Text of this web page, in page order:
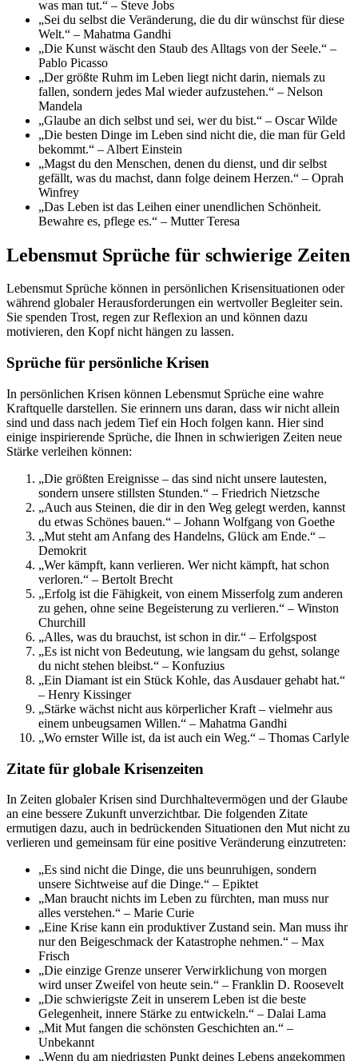
was man tut.“ – Steve Jobs
„Sei du selbst die Veränderung, die du dir wünschst für diese
Welt.“ – Mahatma Gandhi
„Die Kunst wäscht den Staub des Alltags von der Seele.“ –
Pablo Picasso
„Der größte Ruhm im Leben liegt nicht darin, niemals zu
fallen, sondern jedes Mal wieder aufzustehen.“ – Nelson
Mandela
„Glaube an dich selbst und sei, wer du bist.“ – Oscar Wilde
„Die besten Dinge im Leben sind nicht die, die man für Geld
bekommt.“ – Albert Einstein
„Magst du den Menschen, denen du dienst, und dir selbst
gefällt, was du machst, dann folge deinem Herzen.“ – Oprah
Winfrey
„Das Leben ist das Leihen einer unendlichen Schönheit.
Bewahre es, pflege es.“ – Mutter Teresa
Lebensmut Sprüche für schwierige Zeiten
Lebensmut Sprüche können in persönlichen Krisensituationen oder
während globaler Herausforderungen ein wertvoller Begleiter sein.
Sie spenden Trost, regen zur Reflexion an und können dazu
motivieren, den Kopf nicht hängen zu lassen.
Sprüche für persönliche Krisen
In persönlichen Krisen können Lebensmut Sprüche eine wahre
Kraftquelle darstellen. Sie erinnern uns daran, dass wir nicht allein
sind und dass nach jedem Tief ein Hoch folgen kann. Hier sind
einige inspirierende Sprüche, die Ihnen in schwierigen Zeiten neue
Stärke verleihen können:
„Die größten Ereignisse – das sind nicht unsere lautesten,
sondern unsere stillsten Stunden.“ – Friedrich Nietzsche
„Auch aus Steinen, die dir in den Weg gelegt werden, kannst
du etwas Schönes bauen.“ – Johann Wolfgang von Goethe
„Mut steht am Anfang des Handelns, Glück am Ende.“ –
Demokrit
„Wer kämpft, kann verlieren. Wer nicht kämpft, hat schon
verloren.“ – Bertolt Brecht
„Erfolg ist die Fähigkeit, von einem Misserfolg zum anderen
zu gehen, ohne seine Begeisterung zu verlieren.“ – Winston
Churchill
„Alles, was du brauchst, ist schon in dir.“ – Erfolgspost
„Es ist nicht von Bedeutung, wie langsam du gehst, solange
du nicht stehen bleibst.“ – Konfuzius
„Ein Diamant ist ein Stück Kohle, das Ausdauer gehabt hat.“
– Henry Kissinger
„Stärke wächst nicht aus körperlicher Kraft – vielmehr aus
einem unbeugsamen Willen.“ – Mahatma Gandhi
„Wo ernster Wille ist, da ist auch ein Weg.“ – Thomas Carlyle
Zitate für globale Krisenzeiten
In Zeiten globaler Krisen sind Durchhaltevermögen und der Glaube
an eine bessere Zukunft unverzichtbar. Die folgenden Zitate
ermutigen dazu, auch in bedrückenden Situationen den Mut nicht zu
verlieren und gemeinsam für eine positive Veränderung einzutreten:
„Es sind nicht die Dinge, die uns beunruhigen, sondern
unsere Sichtweise auf die Dinge.“ – Epiktet
„Man braucht nichts im Leben zu fürchten, man muss nur
alles verstehen.“ – Marie Curie
„Eine Krise kann ein produktiver Zustand sein. Man muss ihr
nur den Beigeschmack der Katastrophe nehmen.“ – Max
Frisch
„Die einzige Grenze unserer Verwirklichung von morgen
wird unser Zweifel von heute sein.“ – Franklin D. Roosevelt
„Die schwierigste Zeit in unserem Leben ist die beste
Gelegenheit, innere Stärke zu entwickeln.“ – Dalai Lama
„Mit Mut fangen die schönsten Geschichten an.“ –
Unbekannt
„Wenn du am niedrigsten Punkt deines Lebens angekommen